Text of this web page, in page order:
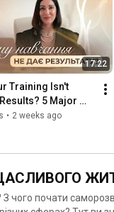
17:22
Training Isn't
5 Major
| Maryna
• 2 weeks ago
чого почати